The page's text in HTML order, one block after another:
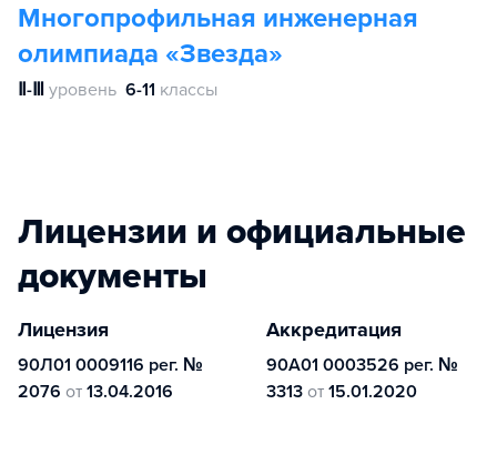
Многопрофильная инженерная
олимпиада «Звезда»
Ⅱ-Ⅲ уровень 6-11 классы
Лицензии и официальные
документы
Лицензия
90Л01 0009116 рег. №
2076 от 13.04.2016
Аккредитация
90А01 0003526 рег. №
3313 от 15.01.2020